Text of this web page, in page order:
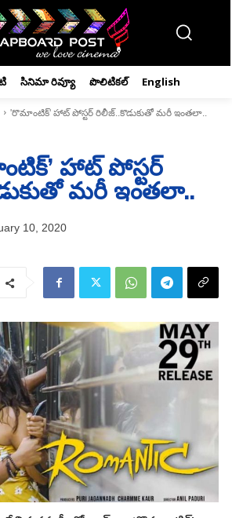
సినిమా రివ్యూ పొలిటికల్ English
'రొమాంటిక్‌' హాట్‌ పోస్టర్‌ రిలీజ్‌..కొడుకుతో మరీ ఇంతలా..
హాట్‌ పోస్టర్‌
మరీ ఇంతలా..
10, 2020